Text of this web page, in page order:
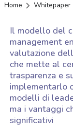
Home Whitepaper
Il modello del
management
valutazione
che mette al
trasparenza e
implementarlo
modelli di
ma i vantaggi
significativi